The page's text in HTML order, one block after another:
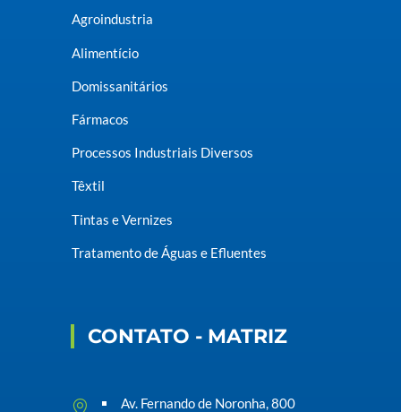
Agroindustria
Alimentício
Domissanitários
Fármacos
Processos Industriais Diversos
Têxtil
Tintas e Vernizes
Tratamento de Águas e Efluentes
CONTATO - MATRIZ
Av. Fernando de Noronha, 800